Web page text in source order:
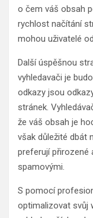
o čem váš obsah
rychlost načítání
mohou uživatelé
Další úspěšnou
vyhledavači je
odkazy jsou
stránek.
že váš obsah je
však důležité dbát
preferují přirozené
spamovými.
S pomocí
optimalizovat svůj